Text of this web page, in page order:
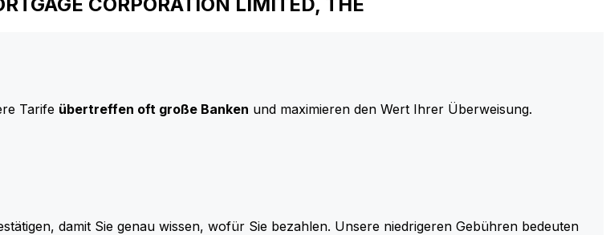
Tarife übertreffen oft große Banken und maximieren den Wert Ihrer Überweisung.
damit Sie genau wissen, wofür Sie bezahlen. Unsere niedrigeren Gebühren bedeuten